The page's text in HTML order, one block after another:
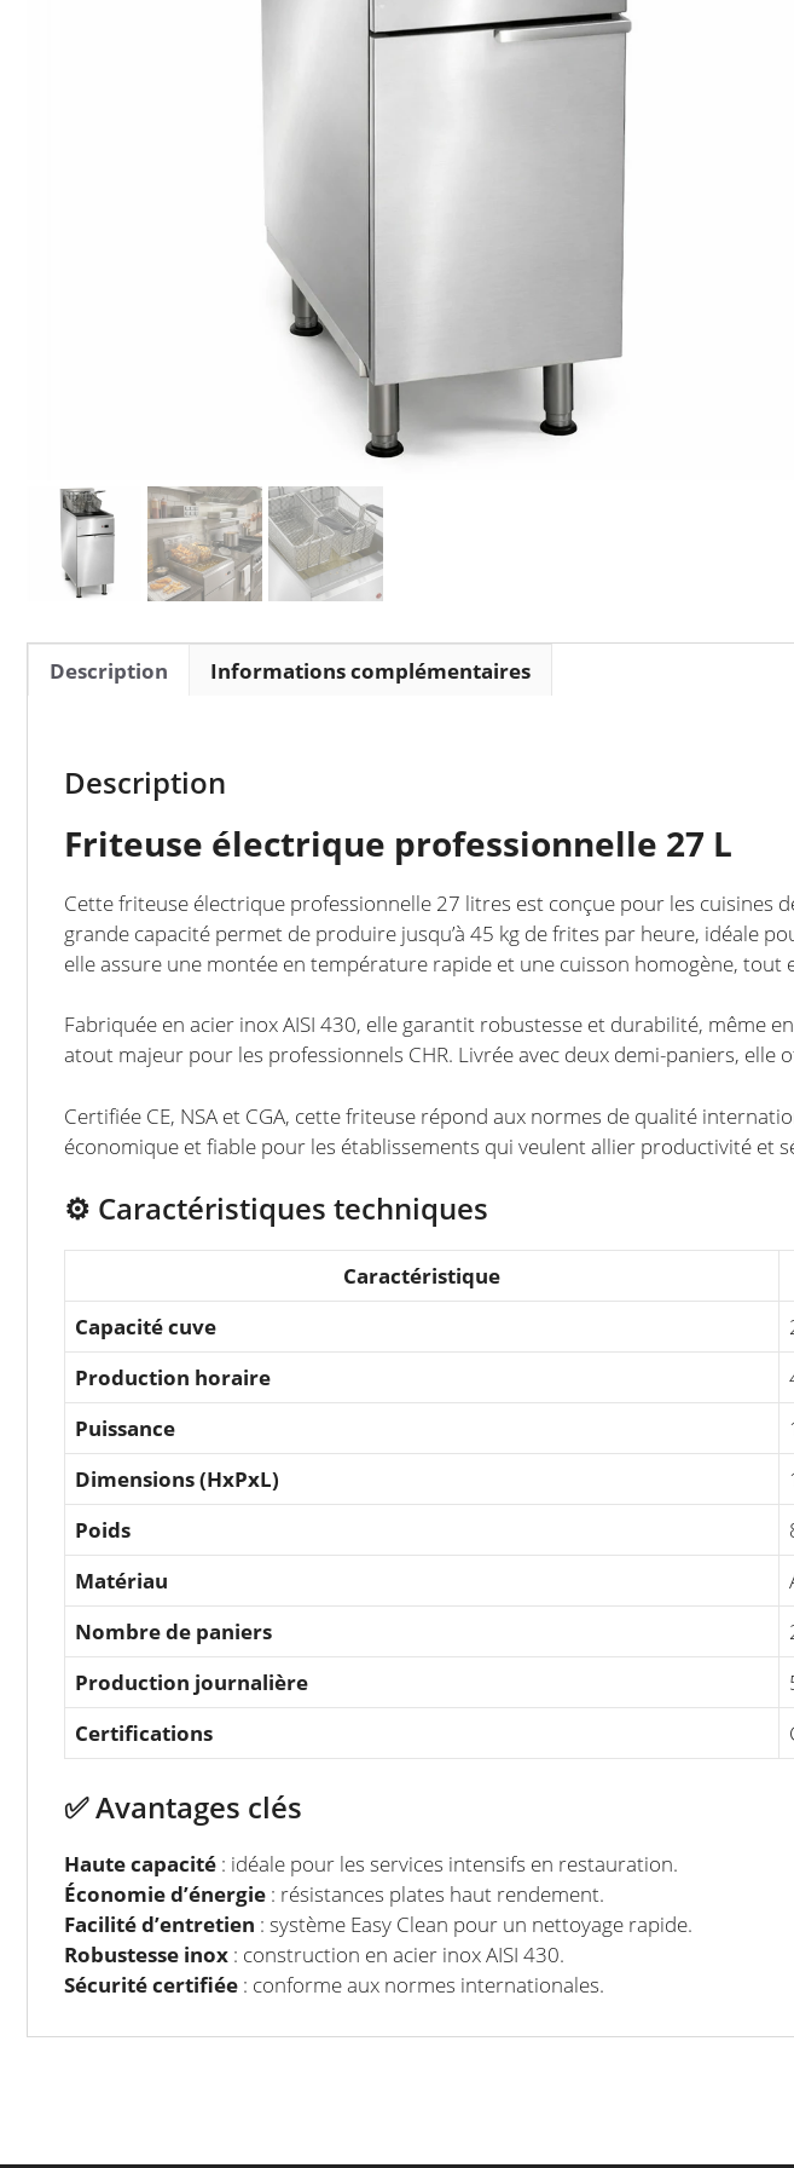
Description Informations complémentaires
Description
Friteuse électrique professionnelle 27 L
Cette friteuse électrique professionnelle 27 litres est conçue pour les
grande capacité permet de produire jusqu’à 45 kg de frites par heure, idéale
elle assure une montée en température rapide et une cuisson homogène,
Fabriquée en acier inox AISI 430, elle garantit robustesse et durabilité, même
atout majeur pour les professionnels CHR. Livrée avec deux demi-paniers,
Certifiée CE, NSA et CGA, cette friteuse répond aux normes de qualité
économique et fiable pour les établissements qui veulent allier productivité et
⚙️ Caractéristiques techniques
Caractéristique
Capacité cuve
Production horaire
Puissance
Dimensions (HxPxL)
Poids
Matériau
Nombre de paniers
Production journalière
Certifications
✅ Avantages clés
Haute capacité : idéale pour les services intensifs en restauration.
Économie d’énergie : résistances plates haut rendement.
Facilité d’entretien : système Easy Clean pour un nettoyage rapide.
Robustesse inox : construction en acier inox AISI 430.
Sécurité certifiée : conforme aux normes internationales.